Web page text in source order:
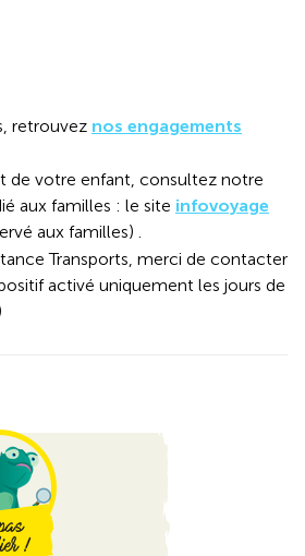
retrouvez nos engagements
de votre enfant, consultez notre
aux familles : le site infovoyage
aux familles) .
Transports, merci de contacter
activé uniquement les jours de